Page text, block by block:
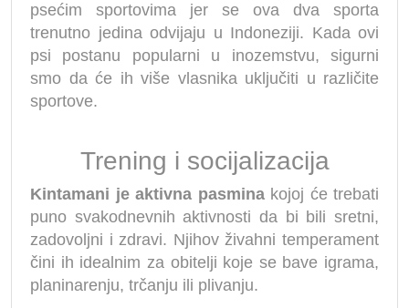
psećim sportovima jer se ova dva sporta
trenutno jedina odvijaju u Indoneziji. Kada ovi
psi postanu popularni u inozemstvu, sigurni
smo da će ih više vlasnika uključiti u različite
sportove.
Trening i socijalizacija
Kintamani je aktivna pasminakojoj će trebati
puno svakodnevnih aktivnosti da bi bili sretni,
zadovoljni i zdravi. Njihov živahni temperament
čini ih idealnim za obitelji koje se bave igrama,
planinarenju, trčanju ili plivanju.